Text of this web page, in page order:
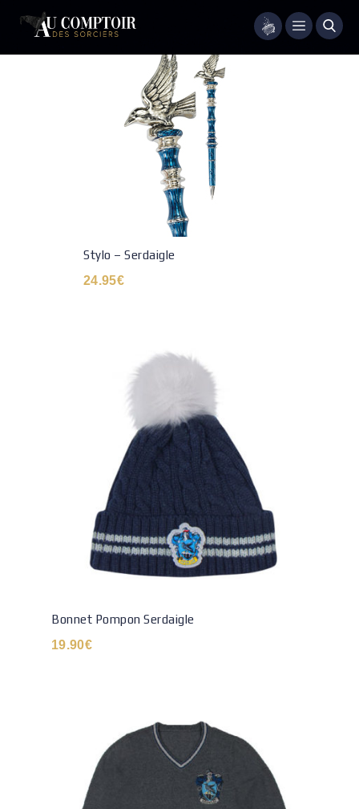
Menu
Stylo – Serdaigle
24.95€
Bonnet Pompon Serdaigle
19.90€